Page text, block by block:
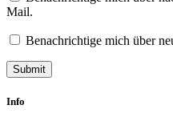
Mail.
Benachrichtige mich über
Info